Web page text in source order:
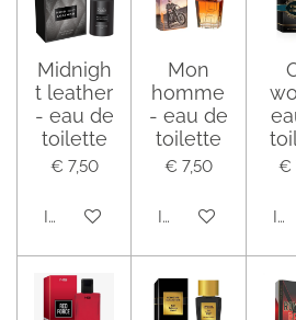
Midnigh
t leather
- eau de
toilette
€ 7,50
In winkelwagen
Mon
homme
- eau de
toilette
€ 7,50
In winkelwagen
€
In